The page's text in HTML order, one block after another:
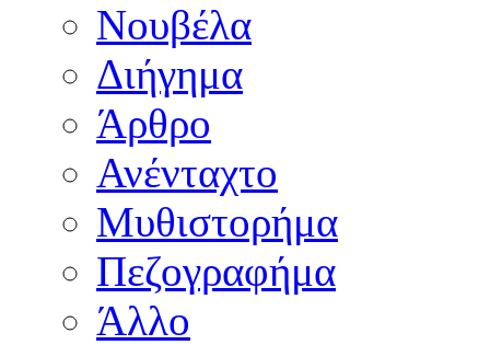
Νουβέλα
Διήγημα
Άρθρο
Ανένταχτο
Μυθιστορήμα
Πεζογραφήμα
Άλλο